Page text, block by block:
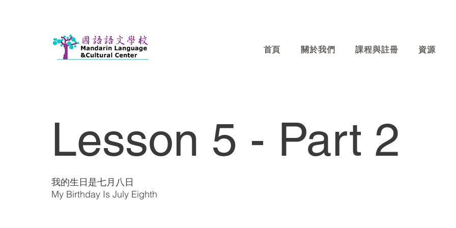
首頁 關於我們 課程與註冊 資源
Lesson 5 - Part 2
我的生日是七月八日
My Birthday Is July Eighth